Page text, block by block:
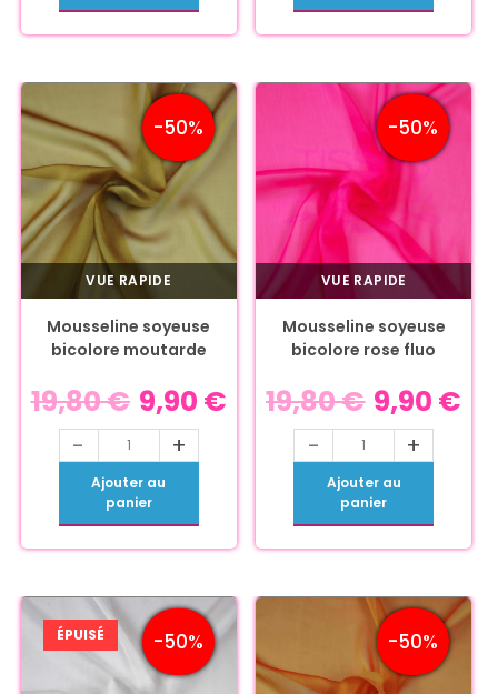
-50%
VUE RAPIDE
Mousseline soyeuse
bicolore moutarde
19,80€ 9,90 €
- +
Ajouter au
panier
-50%
VUE RAPIDE
Mousseline soyeuse
bicolore rose fluo
19,80€ 9,90 €
- +
Ajouter au
panier
-50%
ÉPUISÉ -50%